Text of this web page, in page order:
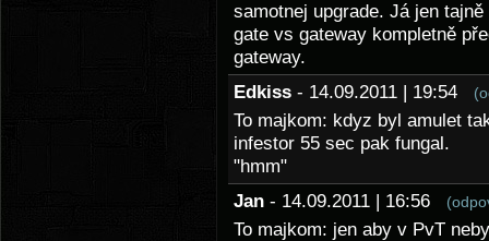
samotnej upgrade. Já jen
gate vs gateway kompletně
gateway.
Edkiss - 14.09.2011 | 19:54
To majkom: kdyz byl amulet
infestor 55 sec pak fungal.
"hmm"
Jan - 14.09.2011 | 16:56
To majkom: jen aby v PvT